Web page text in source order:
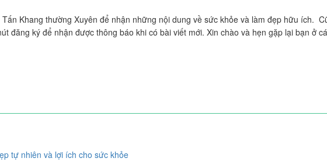
Khang thường Xuyên để nhận những nội dung về sức khỏe và làm đẹp hữu ích.
đăng ký để nhận được thông báo khi có bài viết mới. Xin chào và hẹn gặp lại bạn ở
tự nhiên và lợi ích cho sức khỏe